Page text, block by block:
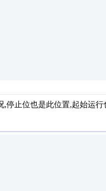
,停止位也是此位置,起始运